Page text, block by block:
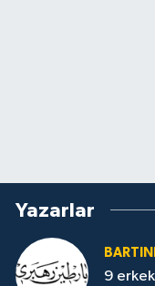
Yazarlar
9 erkek